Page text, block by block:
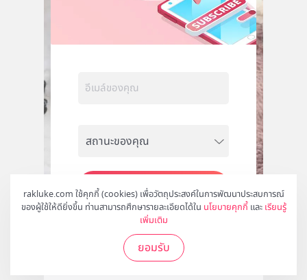
rakluke.com ใช้คุกกี้ (cookies) เพื่อวัตถุประสงค์ในการพัฒนาประสบการณ์
ของผู้ใช้ให้ดียิ่งขึ้น ท่านสามารถศึกษารายละเอียดได้ใน นโยบายคุกกี้ และ เรียนรู้
เพิ่มเติม
ยอมรับ
สมัคร
ติดตามเราได้ที่